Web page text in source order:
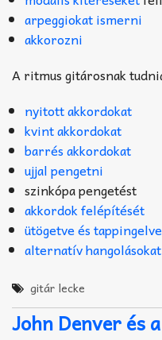
arpeggiokat ismerni
akkorozni
A ritmus gitárosnak
nyitott akkordokat
kvint akkordokat
barrés akkordokat
ujjal pengetni
szinkópa pengetést
akkordok felépítését
ütögetve és
alternatív hangolásokat
gitár lecke
John Denver és